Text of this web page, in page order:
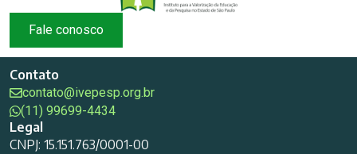
Fale conosco
Contato
contato@ivepesp.org.br
(11) 99699-4434
Legal
CNPJ: 15.151.763/0001-00